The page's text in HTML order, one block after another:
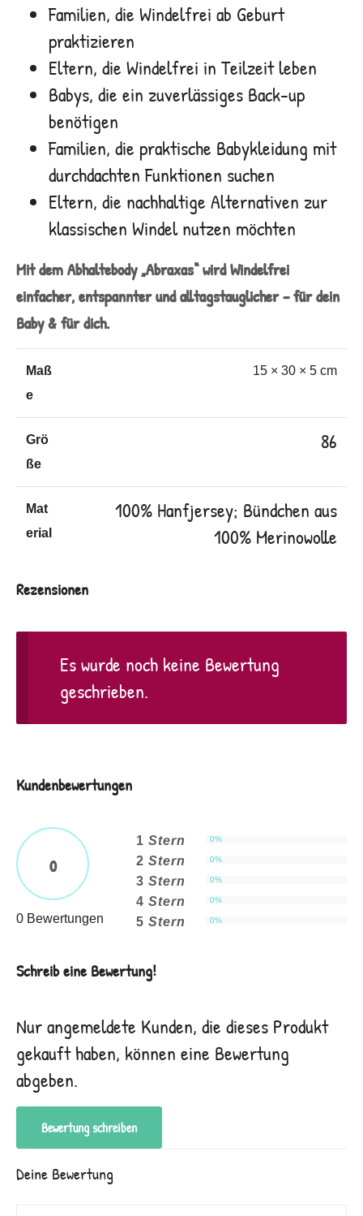
Familien, die Windelfrei ab Geburt
praktizieren
Eltern, die Windelfrei in Teilzeit leben
Babys, die ein zuverlässiges Back-up
benötigen
Familien, die praktische Babykleidung mit
durchdachten Funktionen suchen
Eltern, die nachhaltige Alternativen zur
klassischen Windel nutzen möchten
Mit dem Abhaltebody „Abraxas“ wird Windelfrei
einfacher, entspannter und alltagstauglicher – für dein
Baby & für dich.
Maß
e
15 × 30 × 5 cm
Grö
ße
86
Mat
erial
100% Hanfjersey; Bündchen aus
100% Merinowolle
Rezensionen
Es wurde noch keine Bewertung
geschrieben.
Kundenbewertungen
0
0 Bewertungen
1 Stern 0%
2 Stern 0%
3 Stern 0%
4 Stern 0%
5 Stern 0%
Schreib eine Bewertung!
Nur angemeldete Kunden, die dieses Produkt
gekauft haben, können eine Bewertung
abgeben.
Bewertung schreiben
Deine Bewertung